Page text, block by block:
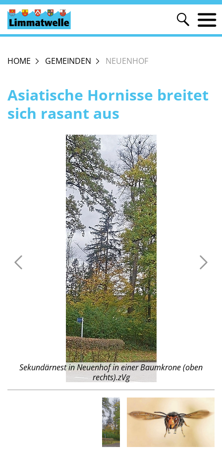
HOME GEMEINDEN NEUENHOF
Asiatische Hornisse breitet
sich rasant aus
Sekundärnest in Neuenhof in einer Baumkrone (oben
rechts).zVg